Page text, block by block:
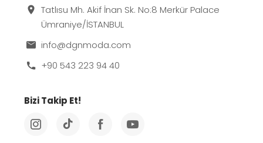
Tatlısu Mh. Akif İnan Sk. No:8 Merkür Palace
Ümraniye/İSTANBUL
info@dgnmoda.com
+90 543 223 94 40
Bizi Takip Et!